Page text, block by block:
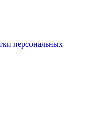
персональных